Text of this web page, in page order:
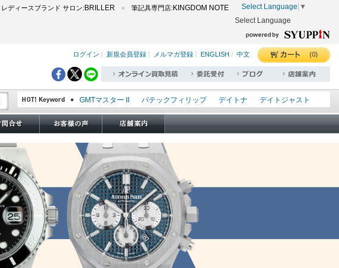
レディースブランド サロン: BRILLER 筆記具専門店: KINGDOM NOTE Select Language ▼
Select Language
ログイン 新規会員登録 メルマガ登録 ENGLISH / 中文 (0)
GMTマスター II パテックフィリップ デイトナ
デイトジャスト
エクスプローラー I
オイスターパーペチュアル
シードゥエラー